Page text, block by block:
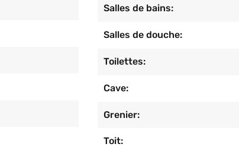
Salles de bains:
Salles de douche:
Toilettes:
Cave:
Grenier:
Toit: